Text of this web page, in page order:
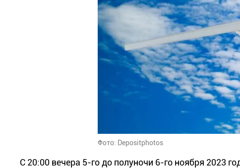
Фото: Depositphotos
С 20:00 вечера 5-го до полуночи 6-го ноября 2023